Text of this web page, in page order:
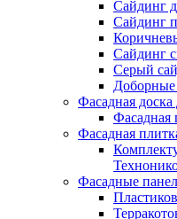
Сайдинг
Сайдинг
Сайдинг
Серый
Доборные
Фасадная
Фасадная
Фасадная
Фасадные